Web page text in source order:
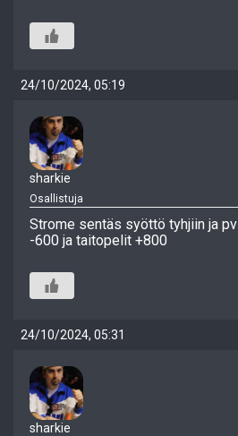
24/10/2024, 05:19
sharkie
Osallistuja
Strome sentäs syöttö tyhjiin ja
-600 ja taitopelit +800
24/10/2024, 05:31
sharkie